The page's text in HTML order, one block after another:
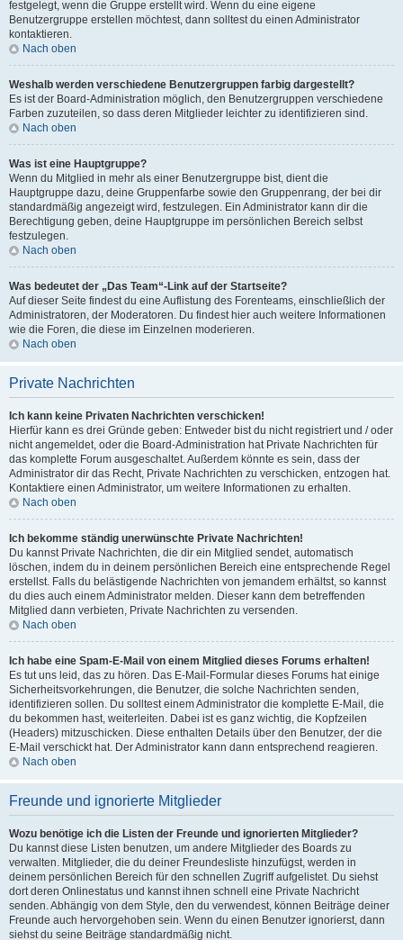
festgelegt, wenn die Gruppe erstellt wird. Wenn du eine eigene
Benutzergruppe erstellen möchtest, dann solltest du einen Administrator
kontaktieren.
Nach oben
Weshalb werden verschiedene Benutzergruppen farbig dargestellt?
Es ist der Board-Administration möglich, den Benutzergruppen verschiedene
Farben zuzuteilen, so dass deren Mitglieder leichter zu identifizieren sind.
Nach oben
Was ist eine Hauptgruppe?
Wenn du Mitglied in mehr als einer Benutzergruppe bist, dient die
Hauptgruppe dazu, deine Gruppenfarbe sowie den Gruppenrang, der bei dir
standardmäßig angezeigt wird, festzulegen. Ein Administrator kann dir die
Berechtigung geben, deine Hauptgruppe im persönlichen Bereich selbst
festzulegen.
Nach oben
Was bedeutet der „Das Team“-Link auf der Startseite?
Auf dieser Seite findest du eine Auflistung des Forenteams, einschließlich der
Administratoren, der Moderatoren. Du findest hier auch weitere Informationen
wie die Foren, die diese im Einzelnen moderieren.
Nach oben
Private Nachrichten
Ich kann keine Privaten Nachrichten verschicken!
Hierfür kann es drei Gründe geben: Entweder bist du nicht registriert und / oder
nicht angemeldet, oder die Board-Administration hat Private Nachrichten für
das komplette Forum ausgeschaltet. Außerdem könnte es sein, dass der
Administrator dir das Recht, Private Nachrichten zu verschicken, entzogen hat.
Kontaktiere einen Administrator, um weitere Informationen zu erhalten.
Nach oben
Ich bekomme ständig unerwünschte Private Nachrichten!
Du kannst Private Nachrichten, die dir ein Mitglied sendet, automatisch
löschen, indem du in deinem persönlichen Bereich eine entsprechende Regel
erstellst. Falls du belästigende Nachrichten von jemandem erhältst, so kannst
du dies auch einem Administrator melden. Dieser kann dem betreffenden
Mitglied dann verbieten, Private Nachrichten zu versenden.
Nach oben
Ich habe eine Spam-E-Mail von einem Mitglied dieses Forums erhalten!
Es tut uns leid, das zu hören. Das E-Mail-Formular dieses Forums hat einige
Sicherheitsvorkehrungen, die Benutzer, die solche Nachrichten senden,
identifizieren sollen. Du solltest einem Administrator die komplette E-Mail, die
du bekommen hast, weiterleiten. Dabei ist es ganz wichtig, die Kopfzeilen
(Headers) mitzuschicken. Diese enthalten Details über den Benutzer, der die
E-Mail verschickt hat. Der Administrator kann dann entsprechend reagieren.
Nach oben
Freunde und ignorierte Mitglieder
Wozu benötige ich die Listen der Freunde und ignorierten Mitglieder?
Du kannst diese Listen benutzen, um andere Mitglieder des Boards zu
verwalten. Mitglieder, die du deiner Freundesliste hinzufügst, werden in
deinem persönlichen Bereich für den schnellen Zugriff aufgelistet. Du siehst
dort deren Onlinestatus und kannst ihnen schnell eine Private Nachricht
senden. Abhängig von dem Style, den du verwendest, können Beiträge deiner
Freunde auch hervorgehoben sein. Wenn du einen Benutzer ignorierst, dann
siehst du seine Beiträge standardmäßig nicht.